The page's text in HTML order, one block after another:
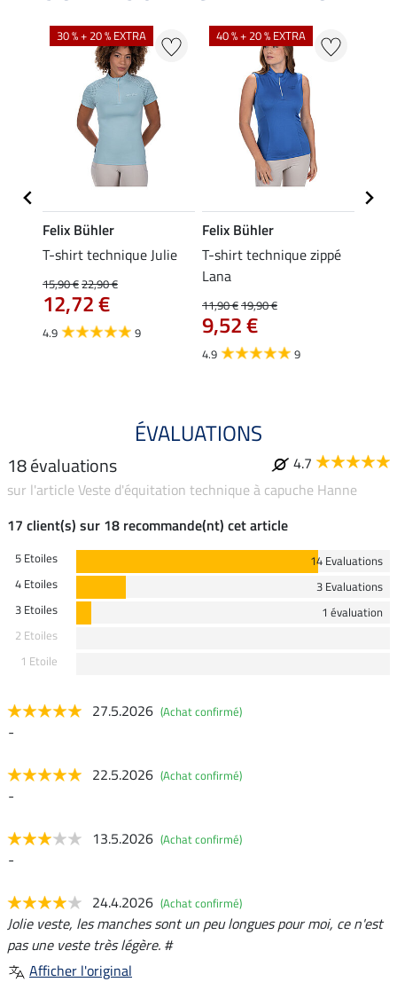
30 % + 20 % EXTRA
Felix Bühler
T-shirt technique Julie
15,90 €22,90 €
12,72 €
4.9 9
40 % + 20 % EXTRA
Felix Bühler
T-shirt technique zippé
Lana
11,90 €19,90 €
9,52 €
4.9 9
ÉVALUATIONS
18 évaluations
4.7
sur l'article Veste d'équitation technique à capuche Hanne
17 client(s) sur 18 recommande(nt) cet article
5 Etoiles
14 Evaluations
4 Etoiles
3 Evaluations
3 Etoiles
1 évaluation
2 Etoiles
1 Etoile
27.5.2026 (Achat confirmé)
-
22.5.2026 (Achat confirmé)
-
13.5.2026 (Achat confirmé)
-
24.4.2026 (Achat confirmé)
Jolie veste, les manches sont un peu longues pour moi, ce n'est
pas une veste très légère. #
Afficher l'original